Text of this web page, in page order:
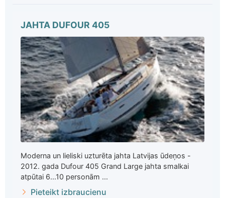
JAHTA DUFOUR 405
Moderna un lieliski uzturēta jahta Latvijas ūdeņos -
2012. gada Dufour 405 Grand Large jahta smalkai
atpūtai 6...10 personām ...
Pieteikt izbraucienu